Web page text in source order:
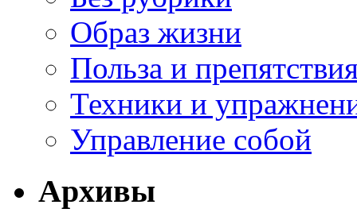
Образ жизни
Польза и
Техники и
Управление собой
Архивы